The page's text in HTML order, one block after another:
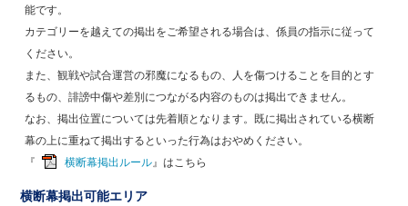
能です。
カテゴリーを越えての掲出をご希望される場合は、係員の指示に従って
ください。
また、観戦や試合運営の邪魔になるもの、人を傷つけることを目的とす
るもの、誹謗中傷や差別につながる内容のものは掲出できません。
なお、掲出位置については先着順となります。既に掲出されている横断
幕の上に重ねて掲出するといった行為はおやめください。
『
横断幕掲出ルール』はこちら
横断幕掲出可能エリア